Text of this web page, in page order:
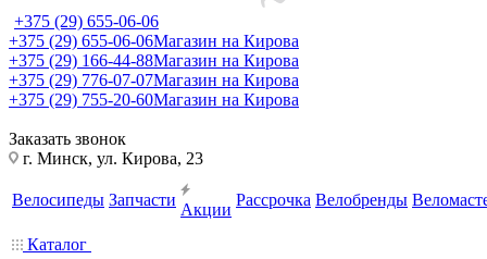
+375 (29) 655-06-06
+375 (29) 655-06-06Магазин на Кирова
+375 (29) 166-44-88Магазин на Кирова
+375 (29) 776-07-07Магазин на Кирова
+375 (29) 755-20-60Магазин на Кирова
Заказать звонок
г. Минск, ул. Кирова, 23
Велосипеды Запчасти
Акции
Рассрочка Велобренды
Каталог